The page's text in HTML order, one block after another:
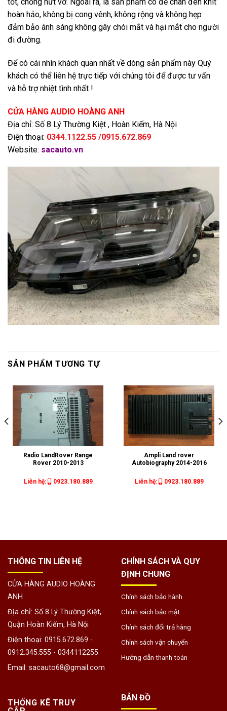
hoàn hảo, không bị cong vênh, không rộng và không hẹp
đảm bảo ánh sáng không gây chói mắt và hại mắt cho người
đi đường.
Để có cái nhìn khách quan nhất về dòng sản phẩm này Quý
khách có thể liên hệ trực tiếp với chúng tôi để được tư vấn
và hỗ trợ nhiệt tình nhất !
CỬA HÀNG AUDIO HOÀNG ANH
Địa chỉ: Số 8 Lý Thường Kiệt , Hoàn Kiếm, Hà Nội
Điện thoại: 0344.1122.55 /0915.672.869
Website: sacauto.vn
SẢN PHẨM TƯƠNG TỰ
Radio LandRover Range
Rover 2010-2013
Liên hệ: 0923.180.889
Ampli Land rover
Autobiography 2014-2016
Liên hệ: 0923.180.889
THÔNG TIN LIÊN HỆ
CỬA HÀNG AUDIO HOÀNG
ANH
Địa chỉ: Số 8 Lý Thường Kiệt,
Quận Hoàn Kiếm, Hà Nội
Điện thoại: 0915.672.869 -
0912.345.555 - 0344112255
Email: sacauto68@gmail.com
CHÍNH SÁCH VÀ QUY
ĐỊNH CHUNG
Chính sách bảo hành
Chính sách bảo mật
Chính sách đổi trả hàng
Chính sách vận chuyển
Hướng dẫn thanh toán
THỐNG KÊ TRUY
BẢN ĐỒ